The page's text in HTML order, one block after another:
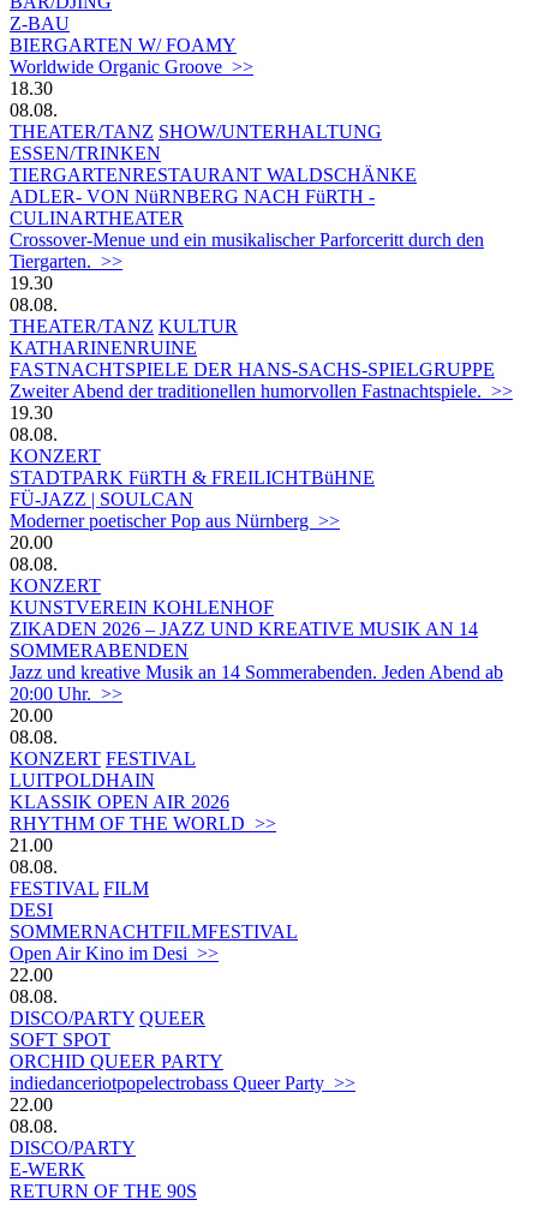
Z-BAU
BIERGARTEN W/ FOAMY
Worldwide Organic Groove >>
18.30
08.08.
THEATER/TANZ SHOW/UNTERHALTUNG
ESSEN/TRINKEN
TIERGARTEN­RESTAURANT WALDSCHÄNKE
ADLER- VON NüRNBERG NACH FüRTH -
CULINARTHEATER
Crossover-Menue und ein musikalischer Parforceritt durch den
Tiergarten. >>
19.30
08.08.
THEATER/TANZ KULTUR
KATHARINENRUINE
FASTNACHTSPIELE DER HANS-SACHS-SPIELGRUPPE
Zweiter Abend der traditionellen humorvollen Fastnachtspiele. >>
19.30
08.08.
KONZERT
STADTPARK FüRTH & FREILICHTBüHNE
FÜ-JAZZ | SOULCAN
Moderner poetischer Pop aus Nürnberg >>
20.00
08.08.
KONZERT
KUNSTVEREIN KOHLENHOF
ZIKADEN 2026 – JAZZ UND KREATIVE MUSIK AN 14
SOMMERABENDEN
Jazz und kreative Musik an 14 Sommerabenden. Jeden Abend ab
20:00 Uhr. >>
20.00
08.08.
KONZERT FESTIVAL
LUITPOLDHAIN
KLASSIK OPEN AIR 2026
RHYTHM OF THE WORLD >>
21.00
08.08.
FESTIVAL FILM
DESI
SOMMERNACHTFILMFESTIVAL
Open Air Kino im Desi >>
22.00
08.08.
DISCO/PARTY QUEER
SOFT SPOT
ORCHID QUEER PARTY
indiedanceriotpopelectrobass Queer Party >>
22.00
08.08.
DISCO/PARTY
E-WERK
RETURN OF THE 90S